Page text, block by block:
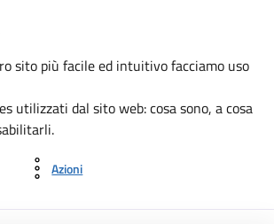
sito più facile ed intuitivo facciamo uso
utilizzati dal sito web: cosa sono, a cosa
Azioni